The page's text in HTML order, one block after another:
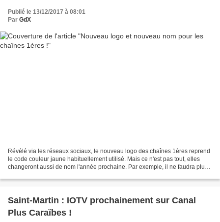
Publié le 13/12/2017 à 08:01
Par GdX
Révélé via les réseaux sociaux, le nouveau logo des chaînes 1ères reprend
le code couleur jaune habituellement utilisé. Mais ce n'est pas tout, elles
changeront aussi de nom l'année prochaine. Par exemple, il ne faudra plus
Saint-Martin : IOTV prochainement sur Canal
Plus Caraïbes !